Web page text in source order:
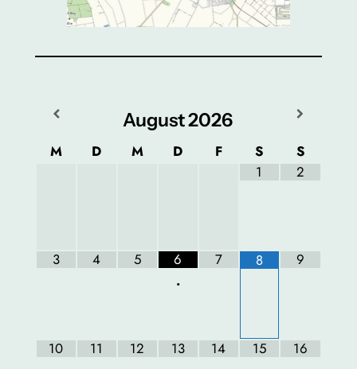
August2026
M D M D F S
S
1
2
3 4 5
6
•
7 8 9
10 11 12 13 14 15 16